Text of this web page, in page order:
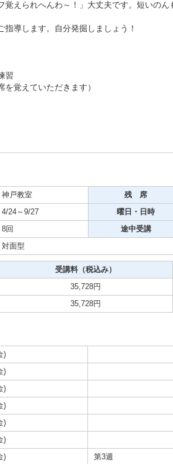
覚えられへんわ～！」大丈夫です。短いのん
指導します。自分発掘しましょう！
習
覚えていただきます）
神戸教室 残 席
4/24～9/27 曜日・日時
8回 途中受講
対面型
受講料（税込み）
35,728円
35,728円
)
)
)
)
)
)
) 第3週
ツ